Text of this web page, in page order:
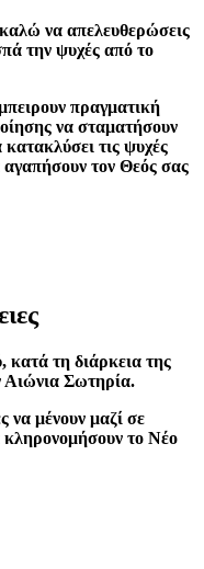
να απελευθερώσεις
την ψυχές από το
πραγματική
να σταματήσουν
τις ψυχές
αγαπήσουν τον Θεός σας
κατά τη διάρκεια της
Αιώνια Σωτηρία.
να μένουν μαζί σε
το Νέο